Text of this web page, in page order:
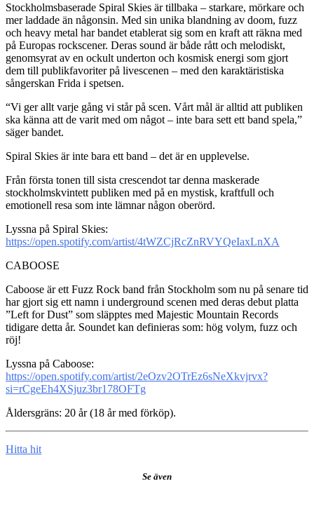
Stockholmsbaserade Spiral Skies är tillbaka – starkare, mörkare och
mer laddade än någonsin. Med sin unika blandning av doom, fuzz
och heavy metal har bandet etablerat sig som en kraft att räkna med
på Europas rockscener. Deras sound är både rått och melodiskt,
genomsyrat av en ockult underton och kosmisk energi som gjort
dem till publikfavoriter på livescenen – med den karaktäristiska
sångerskan Frida i spetsen.
“Vi ger allt varje gång vi står på scen. Vårt mål är alltid att publiken
ska känna att de varit med om något – inte bara sett ett band spela,”
säger bandet.
Spiral Skies är inte bara ett band – det är en upplevelse.
Från första tonen till sista crescendot tar denna maskerade
stockholmskvintett publiken med på en mystisk, kraftfull och
emotionell resa som inte lämnar någon oberörd.
Lyssna på Spiral Skies:
https://open.spotify.com/artist/4tWZCjRcZnRVYQeIaxLnXA
CABOOSE
Caboose är ett Fuzz Rock band från Stockholm som nu på senare tid
har gjort sig ett namn i underground scenen med deras debut platta
”Left for Dust” som släpptes med Majestic Mountain Records
tidigare detta år. Soundet kan definieras som: hög volym, fuzz och
röj!
Lyssna på Caboose:
https://open.spotify.com/artist/2eOzv2OTrEz6sNeXkvjrvx?
si=rCgeEh4XSjuz3br178OFTg
Åldersgräns: 20 år (18 år med förköp).
Hitta hit
Se även